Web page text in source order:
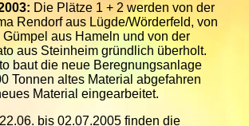
Die Plätze 1 + 2 werden von der
Rendorf aus Lügde/Wörderfeld, von
aus Hameln und von der
aus Steinheim gründlich überholt.
baut die neue Beregnungsanlage
Tonnen altes Material abgefahren
Material eingearbeitet.
bis 02.07.2005 finden die